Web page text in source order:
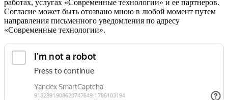
работах, услугах «Современные технологии» и ее партнеров.
Согласие может быть отозвано мною в любой момент путем
направления письменного уведомления по адресу
«Современные технологии».